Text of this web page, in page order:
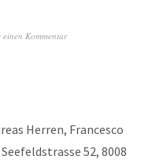
einen Kommentar
Herren, Francesco
52, 8008